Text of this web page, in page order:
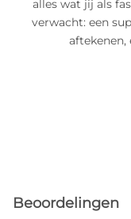
alles wat jij als
verwacht: een
aftekenen,
Beoordelingen